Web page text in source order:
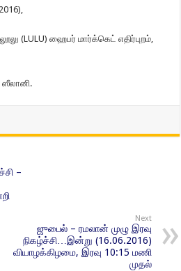
(LULU) ஹைபர் மார்க்கெட் எதிர்புறம்,
–
Next
ஜுபைல் – ரமலான் முழு இரவு
நிகழ்ச்சி…இன்று (16.06.2016)
வியாழக்கிழமை, இரவு 10:15 மணி
முதல்